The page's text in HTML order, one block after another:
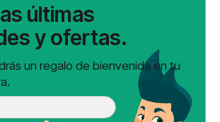
últimas
y ofertas.
un regalo de bienvenida en tu